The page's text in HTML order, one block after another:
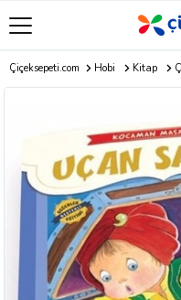
Çiçeksepeti.com Hobi Kitap